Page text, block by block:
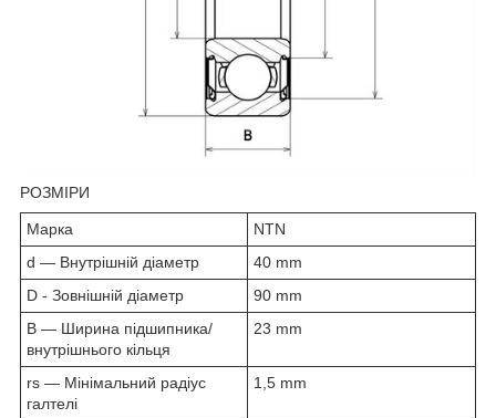
РОЗМІРИ
Марка
NTN
d — Внутрішній діаметр
40 mm
D - Зовнішній діаметр
90 mm
B — Ширина підшипника/
внутрішнього кільця
23 mm
rs — Мінімальний радіус
галтелі
1,5 mm